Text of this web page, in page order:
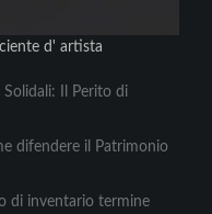
d' artista
Solidali: Il Perito di
difendere il Patrimonio
di inventario termine